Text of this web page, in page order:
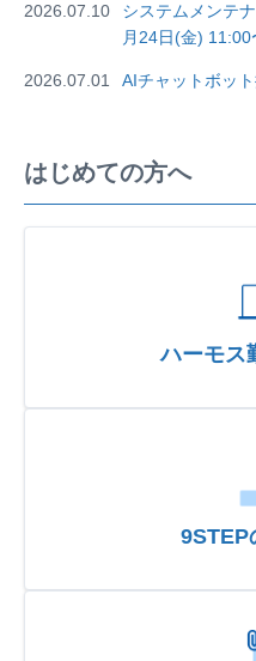
2026.07.10
システムメンテ
月24日(金)
2026.07.01 AIチャットボッ
はじめての方へ
ハーモス
9STEP